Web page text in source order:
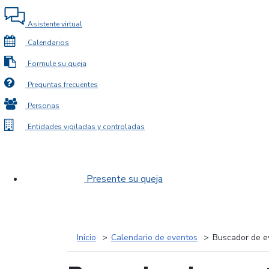
Asistente virtual
Calendarios
Formule su queja
Preguntas frecuentes
Personas
Entidades vigiladas y controladas
Presente su queja
Inicio Calendario de eventos Buscador de